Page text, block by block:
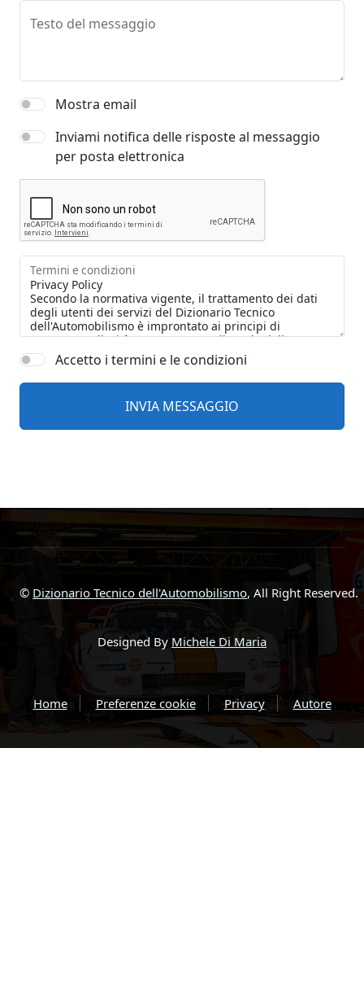
Testo del messaggio
Mostra email
Inviami notifica delle risposte al messaggio
per posta elettronica
Termini e condizioni
Accetto i termini e le condizioni
© Dizionario Tecnico dell'Automobilismo, All Right Reserved.
Designed By Michele Di Maria
Home Preferenze cookie Privacy Autore